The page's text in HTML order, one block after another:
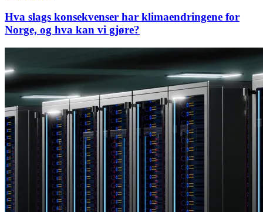
Hva slags konsekvenser har klimaendringene for
Norge, og hva kan vi gjøre?